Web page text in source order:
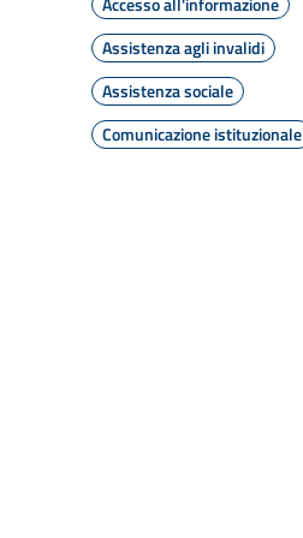
Assistenza agli invalidi
Assistenza sociale
Comunicazione istituzionale